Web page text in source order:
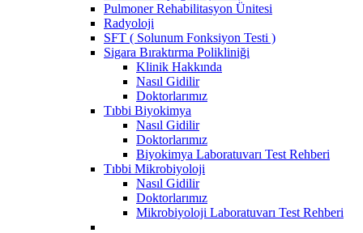
Pulmoner Rehabilitasyon Ünitesi
Radyoloji
SFT ( Solunum Fonksiyon Testi )
Sigara Bıraktırma Polikliniği
Klinik Hakkında
Nasıl Gidilir
Doktorlarımız
Tıbbi Biyokimya
Nasıl Gidilir
Doktorlarımız
Biyokimya Laboratuvarı Test Rehberi
Tıbbi Mikrobiyoloji
Nasıl Gidilir
Doktorlarımız
Mikrobiyoloji Laboratuvarı Test Rehberi